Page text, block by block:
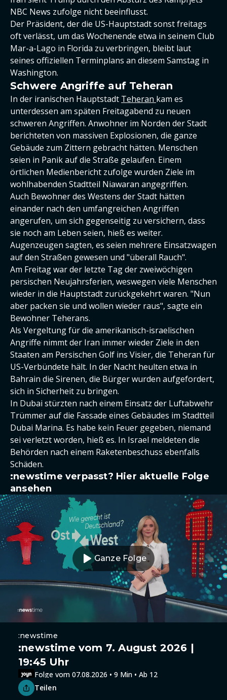
NBC News zufolge nicht beeinflusst.
Der Präsident, der die US-Hauptstadt sonst freitags
oft verlässt, um das Wochenende etwa in seinem Club
Mar-a-Lago in Florida zu verbringen, bleibt laut
seines offiziellen Terminplans an diesem Samstag in
Washington.
Schwere Angriffe auf Teheran
In der iranischen Hauptstadt Teheran kam es
unterdessen am späten Freitagabend zu neuen
schweren Angriffen. Anwohner im Norden der Stadt
berichteten von massiven Explosionen, die ganze
Gebäude zum Zittern gebracht hätten. Menschen
seien in Panik auf die Straße gelaufen. Einem
örtlichen Medienbericht zufolge wurden Ziele im
wohlhabenden Stadtteil Niawaran angegriffen.
Auch Bewohner des Westens der Stadt hätten
einander nach den umfangreichen Angriffen
angerufen, um sich gegenseitig zu versichern, dass
sie noch am Leben seien, hieß es weiter.
Augenzeugen sagten, es seien mehrere Einsatzwagen
auf den Straßen gewesen und "überall Rauch".
Am Freitag war der letzte Tag der zweiwöchigen
persischen Neujahrsferien, weswegen viele Menschen
wieder in die Hauptstadt zurückgekehrt waren. "Nun
aber packen sie und wollen wieder raus", sagte ein
Bewohner Teherans.
Als Vergeltung für die amerikanisch-israelischen
Angriffe nimmt der Iran immer wieder Ziele in den
Staaten am Persischen Golf ins Visier, die Teheran für
US-Verbündete hält. In der Nacht heulten etwa in
Bahrain die Sirenen, die Bürger wurden aufgefordert,
sich in Sicherheit zu bringen.
In Dubai stürzten nach einem Einsatz der Luftabwehr
Trümmer auf die Fassade eines Gebäudes im Stadtteil
Dubai Marina. Es habe kein Feuer gegeben, niemand
sei verletzt worden, hieß es. In Israel meldeten die
Behörden nach einem Raketenbeschuss ebenfalls
Schäden.
:newstime verpasst? Hier aktuelle Folge
ansehen
Ganze Folge
:newstime
:newstime vom 7. August 2026 |
19:45 Uhr
Folge vom 07.08.2026 • 9 Min • Ab 12
Teilen